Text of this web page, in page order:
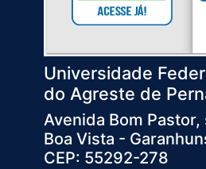
Universidade
do Agreste de
Avenida Bom Pastor,
Boa Vista -
CEP: 55292-278